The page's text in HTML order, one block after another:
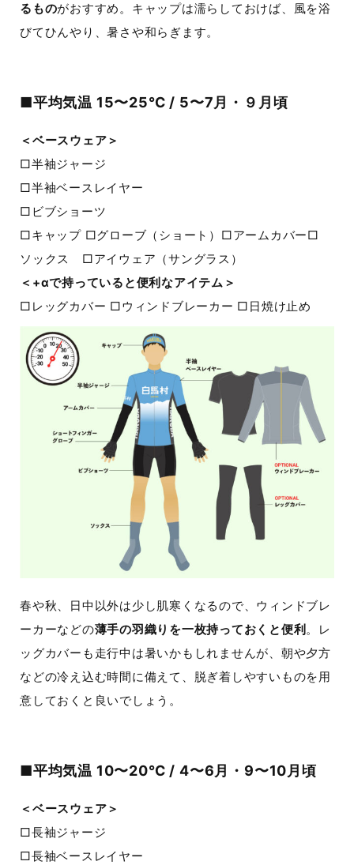
るものがおすすめ。キャップは濡らしておけば、風を浴
びてひんやり、暑さや和らぎます。
■平均気温 15〜25℃ / 5〜7月・９月頃
＜ベースウェア＞
□半袖ジャージ
□半袖ベースレイヤー
□ビブショーツ
□キャップ □グローブ（ショート）□アームカバー□
ソックス □アイウェア（サングラス）
＜+αで持っていると便利なアイテム＞
□レッグカバー □ウィンドブレーカー □日焼け止め
春や秋、日中以外は少し肌寒くなるので、ウィンドブレ
ーカーなどの薄手の羽織りを一枚持っておくと便利。レ
ッグカバーも走行中は暑いかもしれませんが、朝や夕方
などの冷え込む時間に備えて、脱ぎ着しやすいものを用
意しておくと良いでしょう。
■平均気温 10〜20℃ / 4〜6月・9〜10月頃
＜ベースウェア＞
□長袖ジャージ
□長袖ベースレイヤー